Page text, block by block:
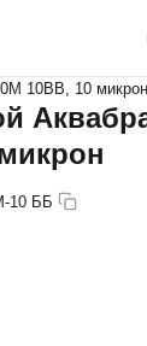
10BB, 10 микрон
10 ББ